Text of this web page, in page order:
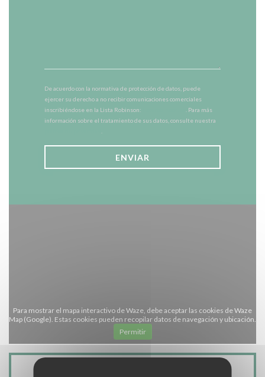
De acuerdo con la normativa de protección de datos, puede
ejercer su derecho a no recibir comunicaciones comerciales
inscribiéndose en la Lista Robinson:
. Para más
información sobre el tratamiento de sus datos, consulte nuestra
Para mostrar el mapa interactivo de Waze, debe aceptar las cookies de Waze
Map (Google). Estas cookies pueden recopilar datos de navegación y ubicación.
Permitir